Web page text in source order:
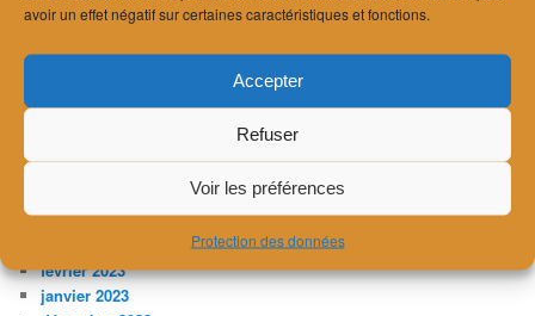
avoir un effet négatif sur certaines caractéristiques et fonctions.
Accepter
Refuser
Voir les préférences
Protection des données
juillet 2024
décembre 2023
juillet 2023
février 2023
janvier 2023